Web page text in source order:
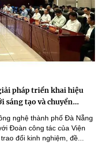
pháp triển khai hiệu
sáng tạo và chuyển...
nghệ thành phố Đà Nẵng
Đoàn công tác của Viện
đổi kinh nghiệm, đề...